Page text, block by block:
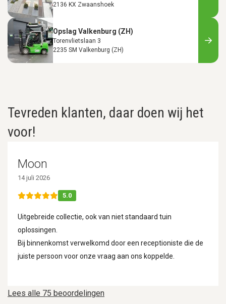
2136 KX Zwaanshoek
Opslag Valkenburg (ZH)
Torenvlietslaan 3
2235 SM Valkenburg (ZH)
Tevreden klanten, daar doen wij het
voor!
Lees alle 75 beoordelingen
Moon
14 juli 2026
5.0
Uitgebreide collectie, ook van niet standaard tuin
oplossingen.
Bij binnenkomst verwelkomd door een receptioniste die de
juiste persoon voor onze vraag aan ons koppelde.